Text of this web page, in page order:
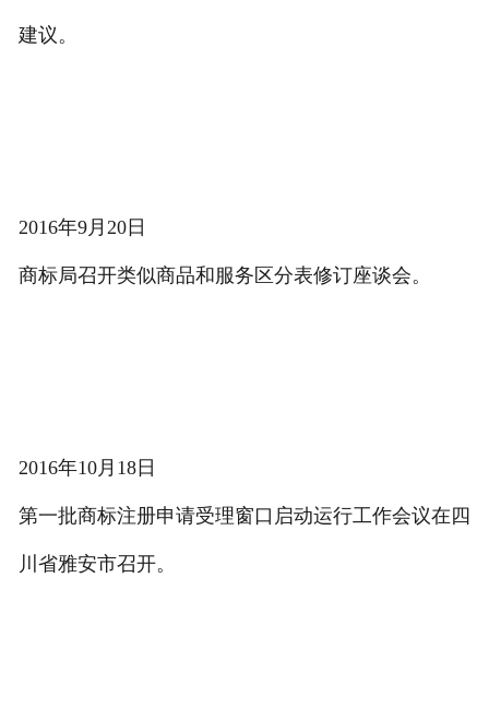
建议。
2016年9月20日
商标局召开类似商品和服务区分表修订座谈会。
2016年10月18日
第一批商标注册申请受理窗口启动运行工作会议在四
川省雅安市召开。